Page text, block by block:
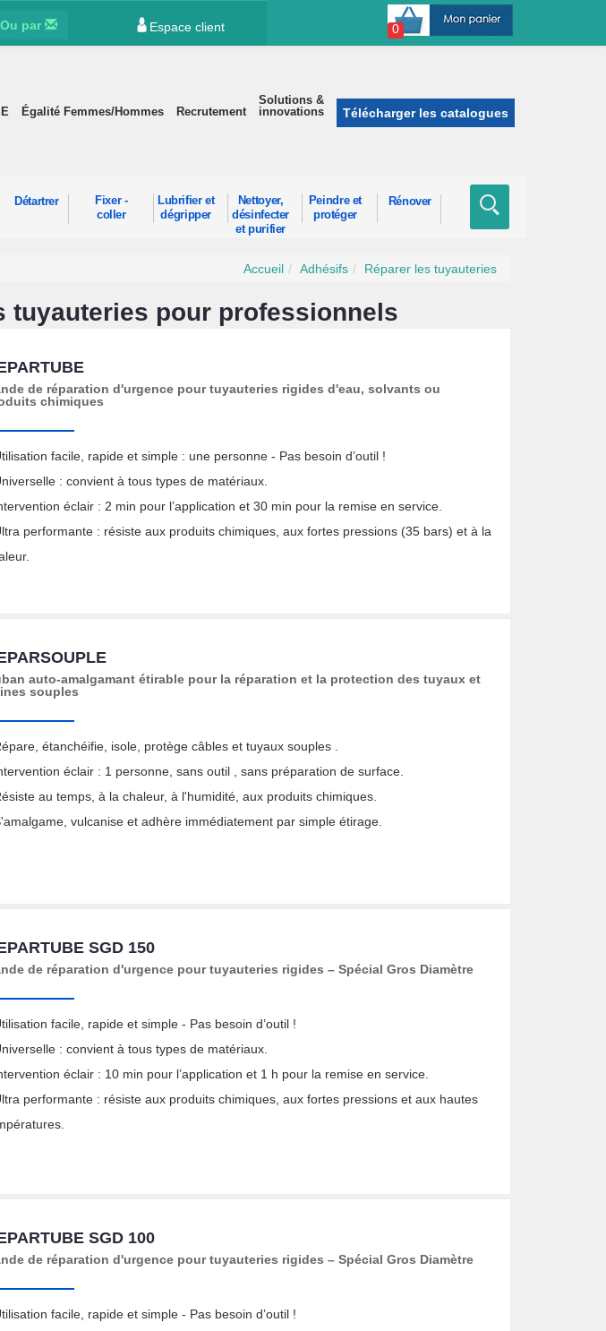
Ou par Espace client 0
Égalité Femmes/Hommes Recrutement
Solutions &
innovations
Télécharger les catalogues
Détartrer
Fixer -
coller
Lubrifier et
dégripper
Nettoyer,
désinfecter
et purifier
Peindre et
protéger
Rénover
Accueil Adhésifs Réparer les tuyauteries
tuyauteries pour professionnels
de réparation d'urgence pour tuyauteries rigides d'eau, solvants ou
chimiques
facile, rapide et simple : une personne - Pas besoin d’outil !
: convient à tous types de matériaux.
éclair : 2 min pour l’application et 30 min pour la remise en service.
performante : résiste aux produits chimiques, aux fortes pressions (35 bars) et à la
auto-amalgamant étirable pour la réparation et la protection des tuyaux et
souples
étanchéifie, isole, protège câbles et tuyaux souples .
éclair : 1 personne, sans outil , sans préparation de surface.
au temps, à la chaleur, à l'humidité, aux produits chimiques.
vulcanise et adhère immédiatement par simple étirage.
SGD 150
de réparation d'urgence pour tuyauteries rigides – Spécial Gros Diamètre
facile, rapide et simple - Pas besoin d’outil !
: convient à tous types de matériaux.
éclair : 10 min pour l’application et 1 h pour la remise en service.
performante : résiste aux produits chimiques, aux fortes pressions et aux hautes
SGD 100
de réparation d'urgence pour tuyauteries rigides – Spécial Gros Diamètre
facile, rapide et simple - Pas besoin d’outil !